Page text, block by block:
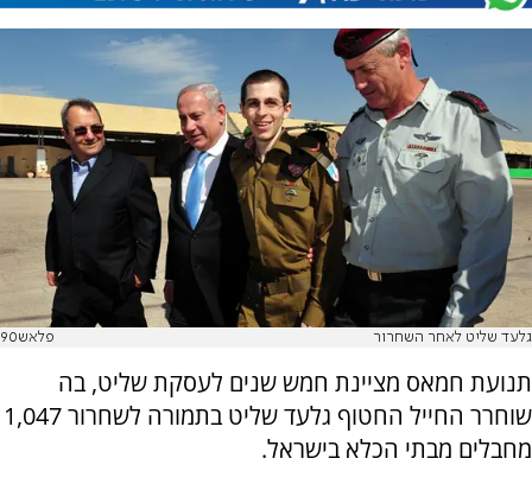
גלעד שליט לאחר השחרור פלאש90
תנועת חמאס מציינת חמש שנים לעסקת שליט, בה
שוחרר החייל החטוף גלעד שליט בתמורה לשחרור 1,047
מחבלים מבתי הכלא בישראל.